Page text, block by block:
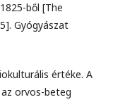
ből [The
Gyógyászat
értéke. A
orvos-beteg